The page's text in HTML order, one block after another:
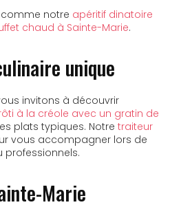
comme notre apéritif dinatoire
chaud à Sainte-Marie.
unique
invitons à découvrir
à la créole avec un gratin de
plats typiques. Notre traiteur
vous accompagner lors de
professionnels.
Marie